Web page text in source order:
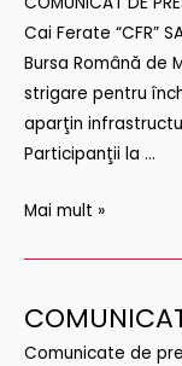
Cai Ferate “CFR”
Bursa Română de
strigare pentru
aparţin
Participanţii la …
Mai mult »
COMUNICAT
Comunicate de
COMUNICAT
DE